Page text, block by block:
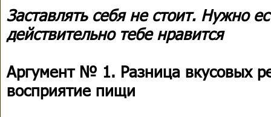
Заставлять себя не стоит. Нужно
действительно тебе нравится
Аргумент № 1. Разница вкусовых
восприятие пищи